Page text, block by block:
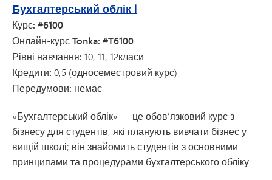
Бухгалтерський облік I
Курс: #6100
Онлайн-курс Tonka: #T6100
Рівні навчання: 10, 11, 12класи
Кредити: 0,5 (односеместровий курс)
Передумови: немає
«Бухгалтерський облік» — це обов’язковий курс з
бізнесу для студентів, які планують вивчати бізнес у
вищій школі; він знайомить студентів з основними
принципами та процедурами бухгалтерського обліку.